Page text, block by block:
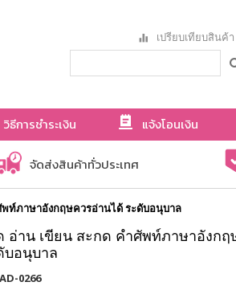
เปรียบเทียบสินค้า
วิธีการชำระเงิน แจ้งโอนเงิน
จัดส่งสินค้าทั่วประเทศ
ท์ภาษาอังกฤษควรอ่านได้ ระดับอนุบาล
อ่าน เขียน สะกด คำศัพท์ภาษาอังกฤ
บอนุบาล
0266